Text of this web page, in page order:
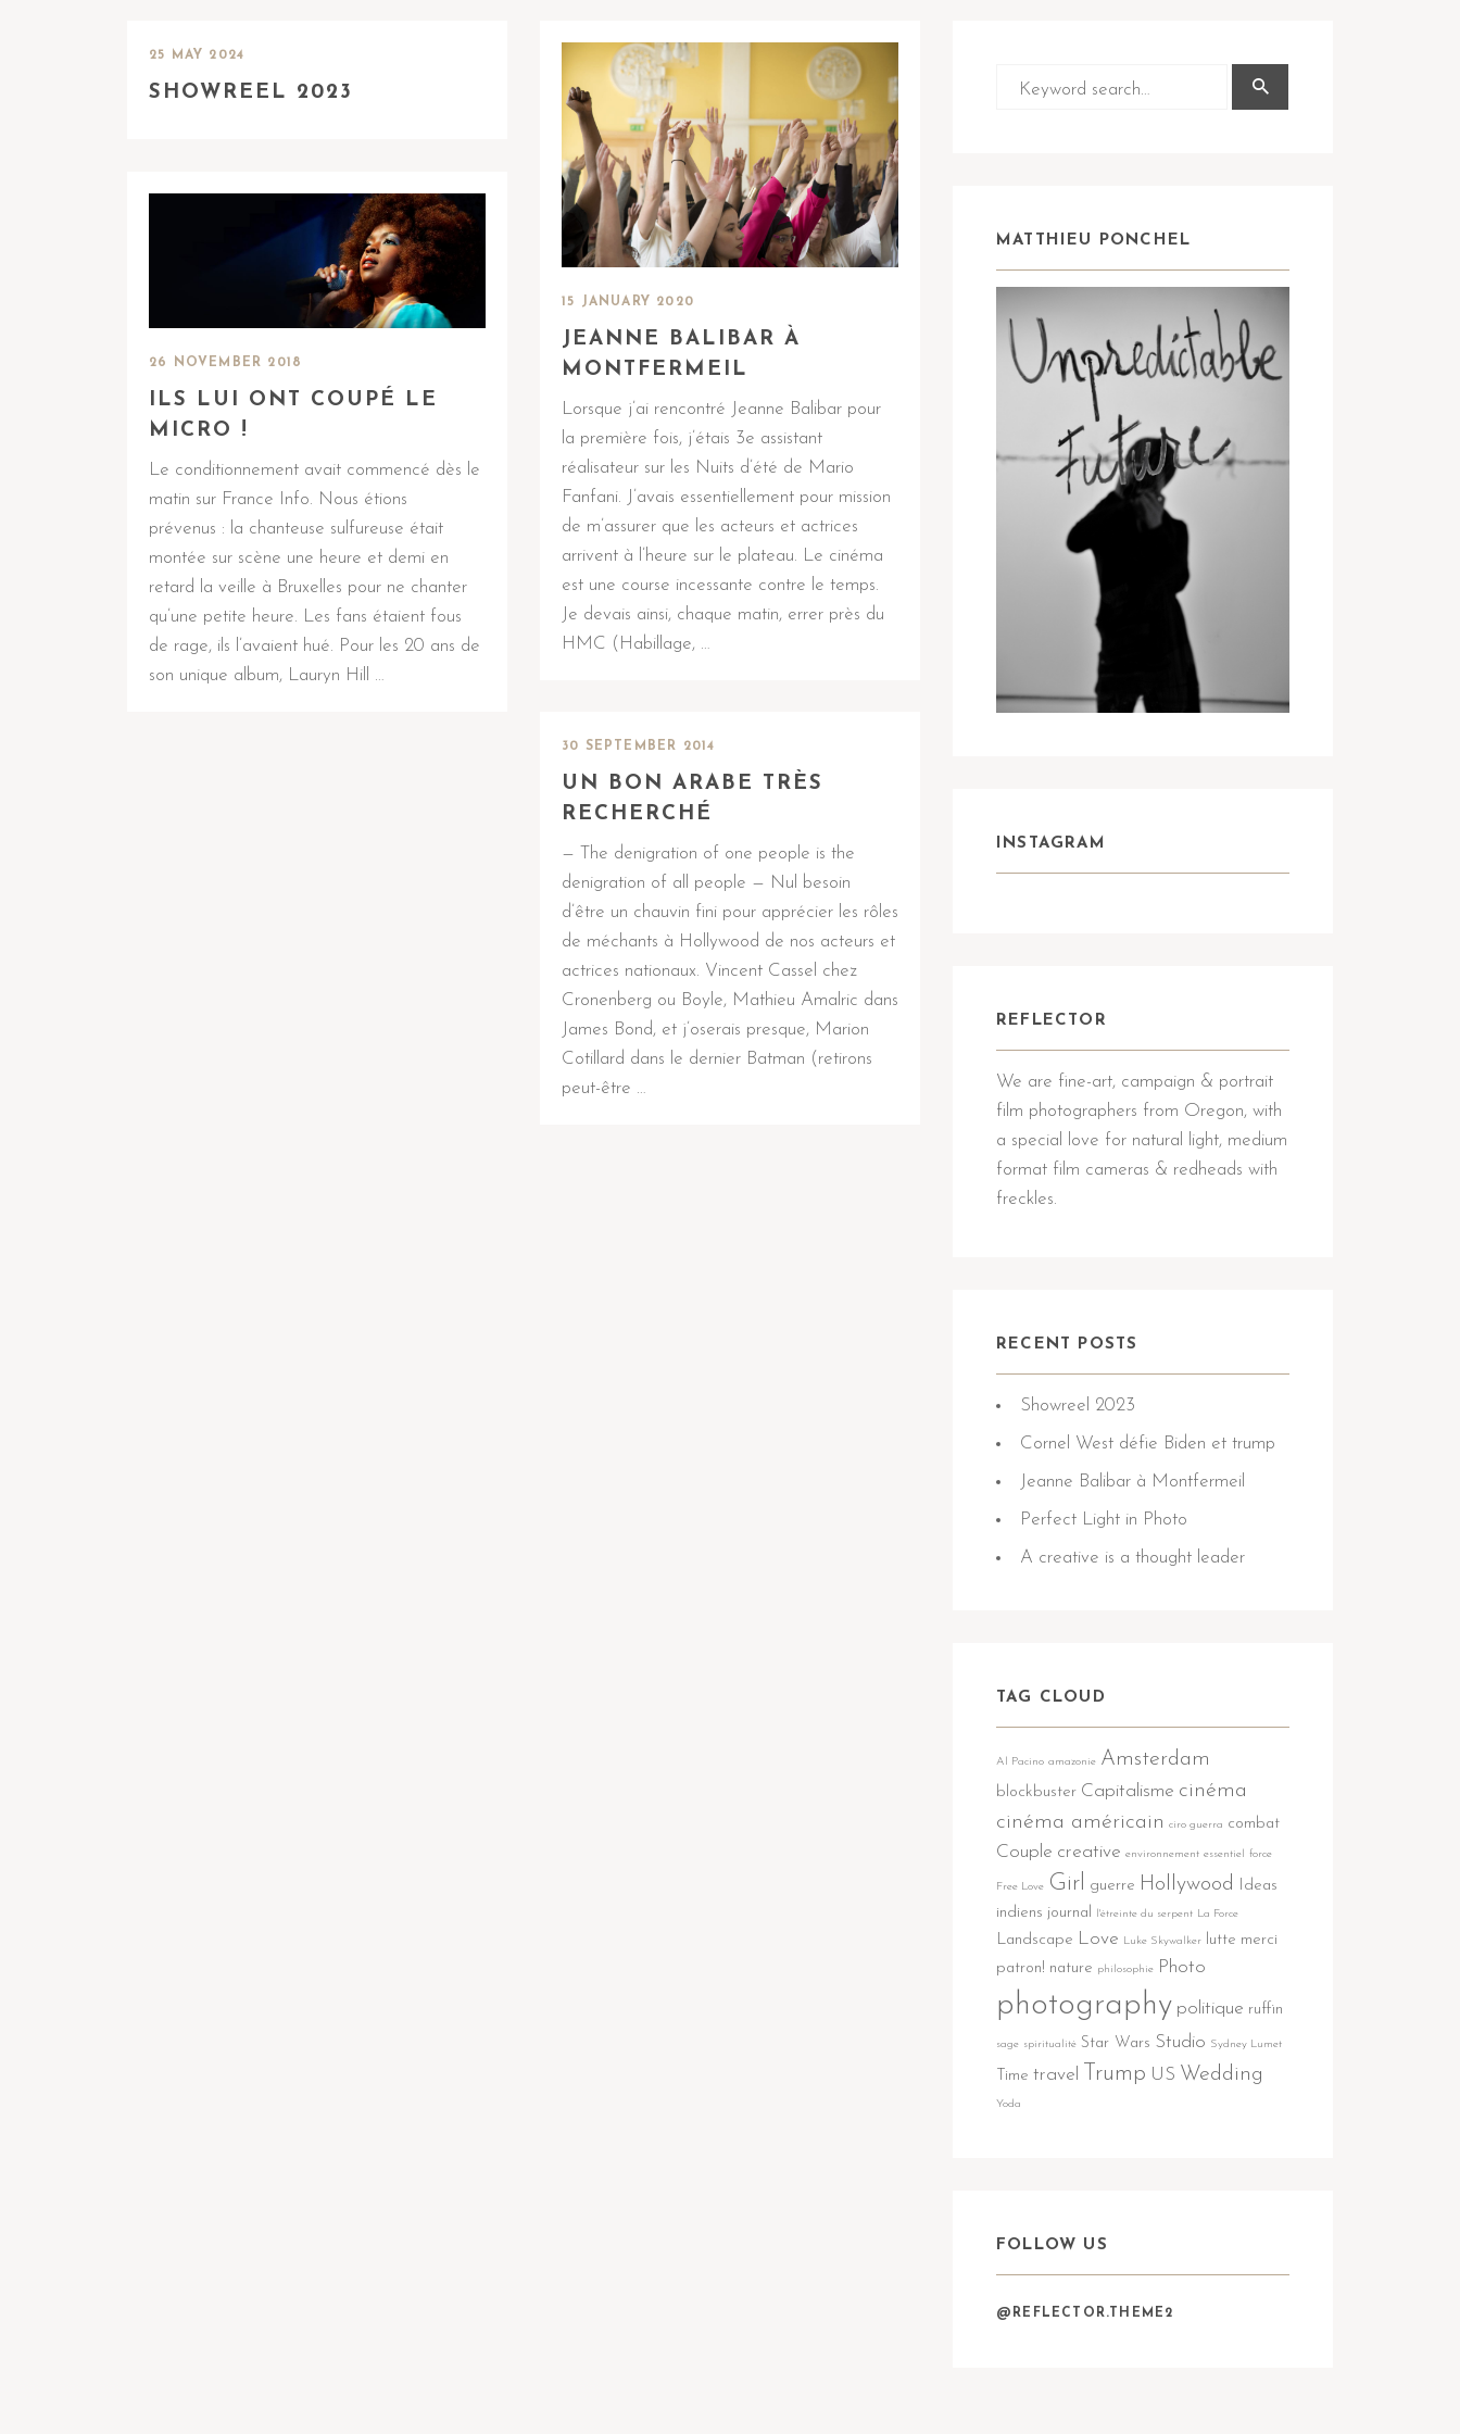
25 MAY 2024
SHOWREEL 2023
15 JANUARY 2020
JEANNE BALIBAR À
MONTFERMEIL
Lorsque j’ai rencontré Jeanne Balibar pour
la première fois, j’étais 3e assistant
réalisateur sur les Nuits d’été de Mario
Fanfani. J’avais essentiellement pour mission
de m’assurer que les acteurs et actrices
arrivent à l’heure sur le plateau. Le cinéma
est une course incessante contre le temps.
Je devais ainsi, chaque matin, errer près du
HMC (Habillage, …
26 NOVEMBER 2018
ILS LUI ONT COUPÉ LE
MICRO !
Le conditionnement avait commencé dès le
matin sur France Info. Nous étions
prévenus : la chanteuse sulfureuse était
montée sur scène une heure et demi en
retard la veille à Bruxelles pour ne chanter
qu’une petite heure. Les fans étaient fous
de rage, ils l’avaient hué. Pour les 20 ans de
son unique album, Lauryn Hill …
30 SEPTEMBER 2014
UN BON ARABE TRÈS
RECHERCHÉ
— The denigration of one people is the
denigration of all people — Nul besoin
d’être un chauvin fini pour apprécier les rôles
de méchants à Hollywood de nos acteurs et
actrices nationaux. Vincent Cassel chez
Cronenberg ou Boyle, Mathieu Amalric dans
James Bond, et j’oserais presque, Marion
Cotillard dans le dernier Batman (retirons
peut-être …
MATTHIEU PONCHEL
INSTAGRAM
REFLECTOR
We are fine-art, campaign & portrait
film photographers from Oregon, with
a special love for natural light, medium
format film cameras & redheads with
freckles.
RECENT POSTS
Showreel 2023
Cornel West défie Biden et trump
Jeanne Balibar à Montfermeil
Perfect Light in Photo
A creative is a thought leader
TAG CLOUD
Al Pacino amazonie Amsterdam
blockbuster Capitalisme cinéma
cinéma américain ciro guerra combat
Couple creative environnement essentiel force
Free Love Girl guerre Hollywood
Ideas
indiens journal l'étreinte du serpent La Force
Landscape Love Luke Skywalker lutte merci
patron! nature philosophie Photo
photography politique ruffin
sage spiritualité Star Wars Studio Sydney Lumet
Time travel Trump US Wedding
Yoda
FOLLOW US
@REFLECTOR.THEME2